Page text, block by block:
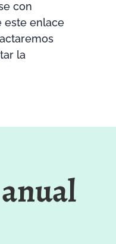
con
este enlace
la